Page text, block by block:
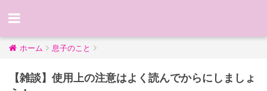
ホーム 息子のこと
【雑談】使用上の注意はよく読んでからにしましょ